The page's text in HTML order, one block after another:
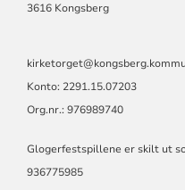
3616 Kongsberg
Konto: 2291.15.07203
Org.nr.: 976989740
Glogerfestspillene er skilt ut
936775985